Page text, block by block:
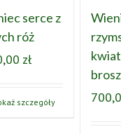
serce z
róż
zł
szczegóły